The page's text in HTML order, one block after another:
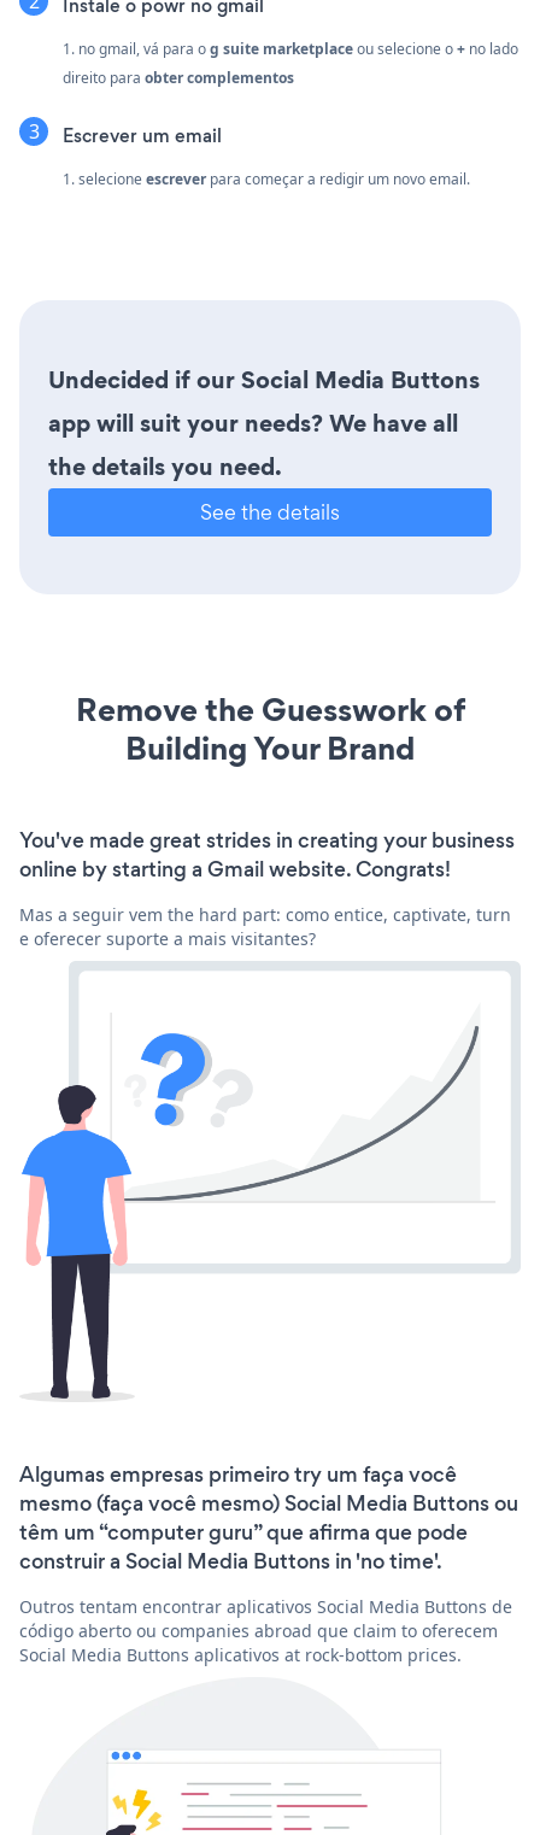
1. no gmail, vá para og suite marketplaceou selecione o+ no lado
direito para obter complementos
Escrever um email
1. selecioneescreverpara começar a redigir um novo email.
Undecided if our Social Media Buttons
app will suit your needs? We have all
the details you need.
See the details
Remove the Guesswork of
Building Your Brand
You've made great strides in creating your business
online by starting a Gmail website. Congrats!
Mas a seguir vem the hard part: como entice, captivate, turn
e oferecer suporte a mais visitantes?
Algumas empresas primeiro try um faça você
mesmo (faça você mesmo) Social Media Buttons ou
têm um “computer guru” que afirma que pode
construir a Social Media Buttons in 'no time'.
Outros tentam encontrar aplicativos Social Media Buttons de
código aberto ou companies abroad que claim to oferecem
Social Media Buttons aplicativos at rock-bottom prices.